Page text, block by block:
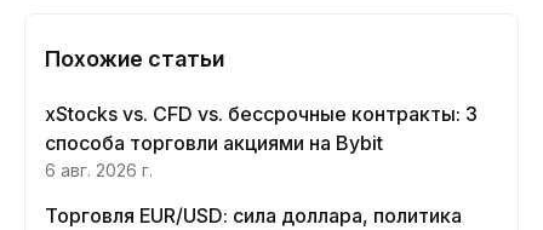
Похожие статьи
xStocks vs. CFD vs. бессрочные контракты: 3
способа торговли акциями на Bybit
6 авг. 2026 г.
Торговля EUR/USD: сила доллара, политика